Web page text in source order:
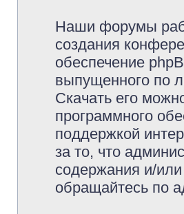
Наши форумы
создания
обеспечение
выпущенного по
Скачать его
программного
поддержкой
за то, что
содержания и/
обращайтесь по